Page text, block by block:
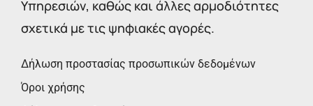
Υπηρεσιών, καθώς και άλλες αρμοδιότητες
σχετικά με τις ψηφιακές αγορές.
Δήλωση προστασίας προσωπικών δεδομένων
Όροι χρήσης